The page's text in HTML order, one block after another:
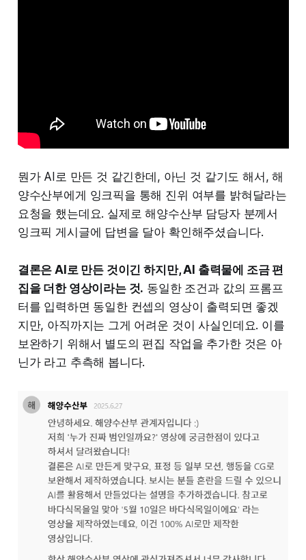
뭔가 AI로 만든 것 같긴한데, 아닌 것 같기도 해서, 해
양수산부에게 잉크픽을 통해 진위 여부를 밝혀달라는
요청을 했는데요. 실제로 해양수산부 담당자 분께서
잉크픽 게시글에 답변을 달아 확인해주셨습니다.
결론은 AI로 만든 것이긴 하지만, AI 출력물에 조금 편
집을 더한 영상이라는 것. 동일한 조건과 값의 프롬프
터를 입력하면 동일한 컨셉의 영상이 출력되면 좋겠
지만, 아직까지는 그게 어려운 것이 사실인데요. 이를
보완하기 위해서 별도의 편집 작업을 추가한 것은 아
닌가 라고 추측해 봅니다.